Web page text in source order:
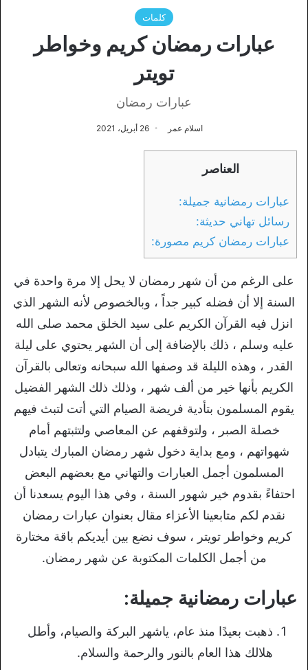
كلمات
عبارات رمضان كريم وخواطر
تويتر
عبارات رمضان
اسلام عمر 26 أبريل، 2021
العناصر
عبارات رمضانية جميلة:
رسائل تهاني حديثة:
عبارات رمضان كريم مصورة:
على الرغم من أن شهر رمضان لا يحل إلا مرة واحدة في
السنة إلا أن فضله كبير جداً ، وبالخصوص لأنه الشهر الذي
انزل فيه القرآن الكريم على سيد الخلق محمد صلى الله
عليه وسلم ، ذلك بالإضافة إلى أن الشهر يحتوي على ليلة
القدر ، وهذه الليلة قد وصفها الله سبحانه وتعالى بالقرآن
الكريم بأنها خير من ألف شهر ، وذلك ذلك الشهر الفضيل
يقوم المسلمون بتأدية فريضة الصيام التي أتت لتبث فيهم
خصلة الصبر ، ولتوقفهم عن المعاصي ولتثبتهم أمام
شهواتهم ، ومع بداية دخول شهر رمضان المبارك يتبادل
المسلمون أجمل العبارات والتهاني مع بعضهم البعض
احتفاءً بقدوم خير شهور السنة ، وفي هذا اليوم يسعدنا أن
نقدم لكم متابعينا الأعزاء مقال بعنوان عبارات رمضان
كريم وخواطر تويتر ، سوف نضع بين أيديكم باقة مختارة
من أجمل الكلمات المكتوبة عن شهر رمضان.
عبارات رمضانية جميلة:
ذهبت بعيدًا منذ عام، ياشهر البركة والصيام، وأطل
هلالك هذا العام بالنور والرحمة والسلام.